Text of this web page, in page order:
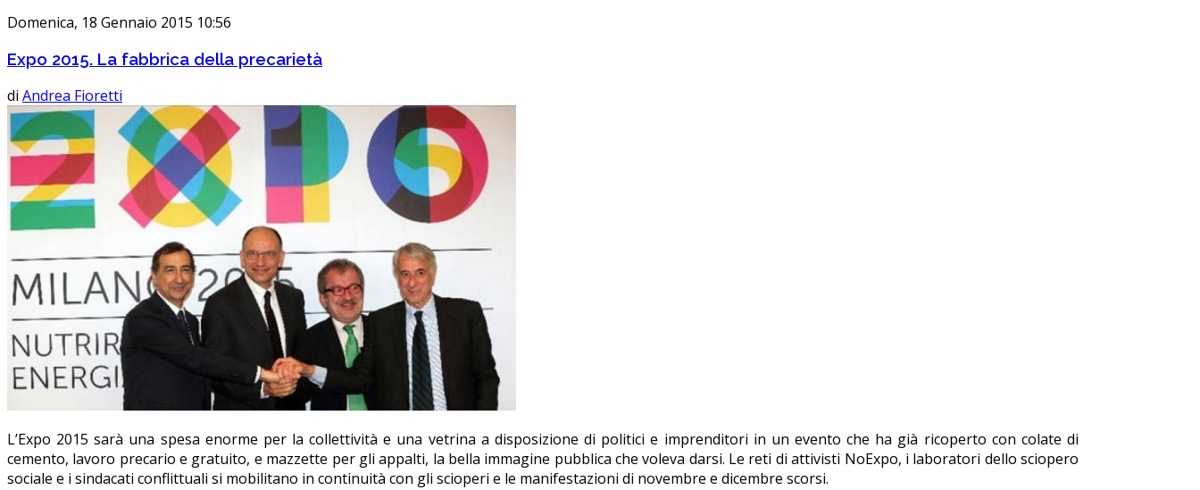
Domenica, 18 Gennaio 2015 10:56
Expo 2015. La fabbrica della precarietà
di Andrea Fioretti
L’Expo 2015 sarà una spesa enorme per la collettività e una vetrina a disposizione di politici e imprenditori in un evento che ha già ricoperto con colate di
cemento, lavoro precario e gratuito, e mazzette per gli appalti, la bella immagine pubblica che voleva darsi. Le reti di attivisti NoExpo, i laboratori dello sciopero
sociale e i sindacati conflittuali si mobilitano in continuità con gli scioperi e le manifestazioni di novembre e dicembre scorsi.